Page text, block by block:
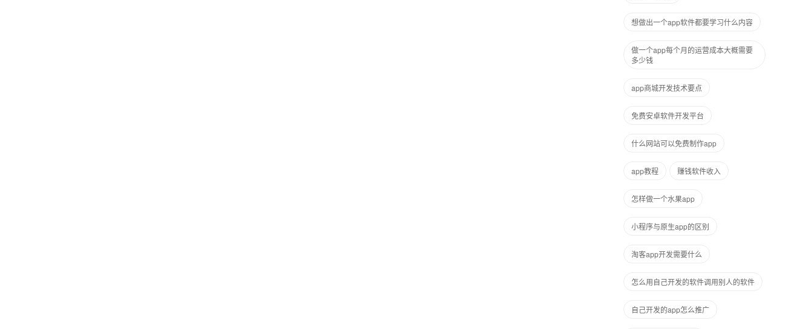
想做出一个app软件都要学习什么内容
做一个app每个月的运营成本大概需要
多少钱
app商城开发技术要点
免费安卓软件开发平台
什么网站可以免费制作app
app教程 赚钱软件收入
怎样做一个水果app
小程序与原生app的区别
淘客app开发需要什么
怎么用自己开发的软件调用别人的软件
自己开发的app怎么推广